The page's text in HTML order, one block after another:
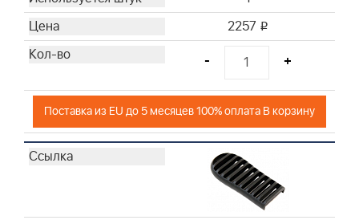
2257 i
- +
Поставка из EU до 5 месяцев 100% оплата В корзину